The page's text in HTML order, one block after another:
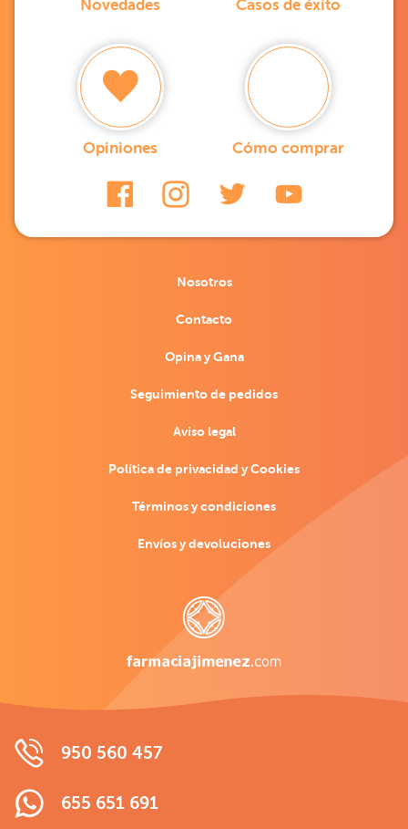
Novedades Casos de éxito
Opiniones Cómo comprar
Nosotros
Contacto
Opina y Gana
Seguimiento de pedidos
Aviso legal
Política de privacidad y Cookies
Términos y condiciones
Envíos y devoluciones
950 560 457
655 651 691